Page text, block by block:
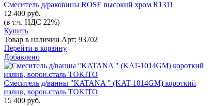
Смеситель д/раковины ROSE высокий хром R1311
12 400 руб.
(в т.ч. НДС 22%)
Купить
Товар в наличии Арт: 93702
Перейти в корзину
Добавлено
Смеситель д/ванны "KATANA " (KAT-1014GM) короткий
излив, ворон.сталь TOKITO
15 400 руб.